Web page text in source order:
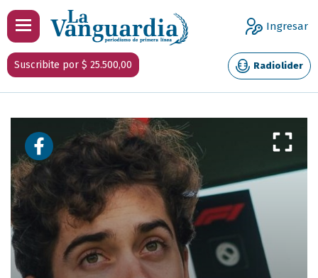
Ingresar
Suscribite por $ 25.500,00 Radiolider